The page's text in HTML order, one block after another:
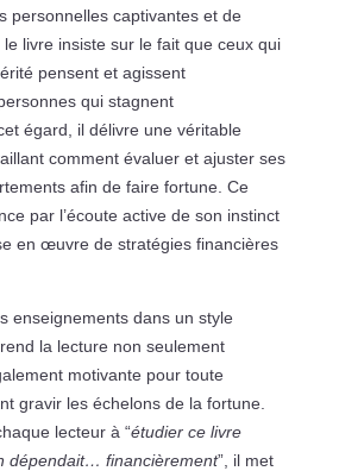
personnelles captivantes et de
livre insiste sur le fait que ceux qui
pensent et agissent
qui stagnent
égard, il délivre une véritable
comment évaluer et ajuster ses
afin de faire fortune. Ce
par l’écoute active de son instinct
en œuvre de stratégies financières
enseignements dans un style
la lecture non seulement
motivante pour toute
gravir les échelons de la fortune.
lecteur à “étudier ce livre
dépendait… financièrement”, il met